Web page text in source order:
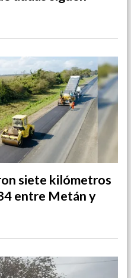
siete kilómetros
entre Metán y